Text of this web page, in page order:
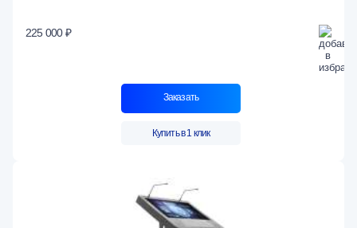
225 000 ₽
Заказать
Купить в 1 клик